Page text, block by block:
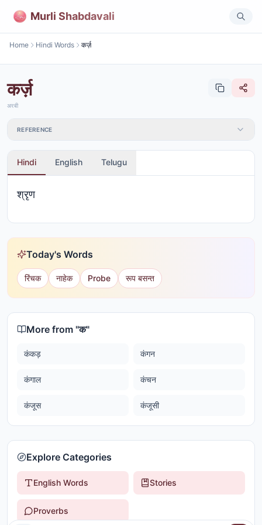
Murli Shabdavali
Home Hindi Words कर्ज़
कर्ज़
अरबी
REFERENCE
Hindi English Telugu
श्रृण
Today's Words
रिंचक नाहेक Probe रूप बसन्त
More from "क"
कंकड़ कंगन
कंगाल कंचन
कंजूस कंजूसी
Explore Categories
English Words Stories
Proverbs